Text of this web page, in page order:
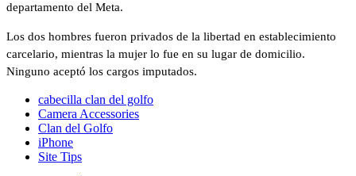
departamento del Meta.
Los dos hombres fueron privados de la libertad en establecimiento
carcelario, mientras la mujer lo fue en su lugar de domicilio.
Ninguno aceptó los cargos imputados.
cabecilla clan del golfo
Camera Accessories
Clan del Golfo
iPhone
Site Tips